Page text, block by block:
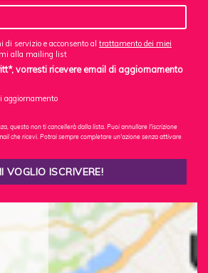
di servizio e acconsento al trattamento dei miei
alla mailing list
vorresti ricevere email di aggiornamento
aggiornamento
questo non ti cancellerà dalla lista. Puoi annullare l'iscrizione
che ricevi. Potrai sempre completare un'azione senza attivare